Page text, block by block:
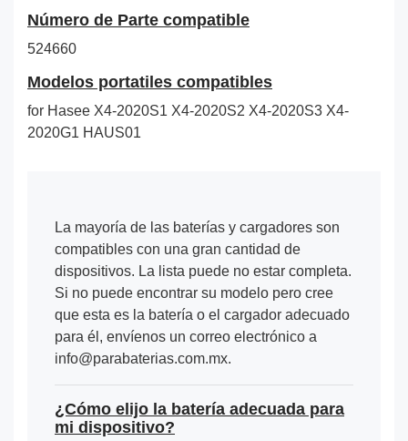
Número de Parte compatible
524660
Modelos portatiles compatibles
for Hasee X4-2020S1 X4-2020S2 X4-2020S3 X4-
2020G1 HAUS01
La mayoría de las baterías y cargadores son
compatibles con una gran cantidad de
dispositivos. La lista puede no estar completa.
Si no puede encontrar su modelo pero cree
que esta es la batería o el cargador adecuado
para él, envíenos un correo electrónico a
info@parabaterias.com.mx.
¿Cómo elijo la batería adecuada para
mi dispositivo?